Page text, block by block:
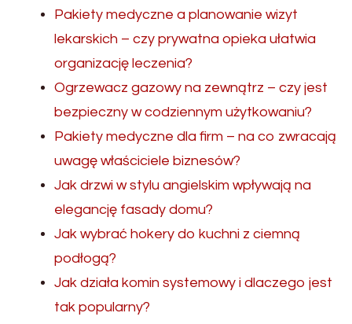
Pakiety medyczne a planowanie wizyt
lekarskich – czy prywatna opieka ułatwia
organizację leczenia?
Ogrzewacz gazowy na zewnątrz – czy jest
bezpieczny w codziennym użytkowaniu?
Pakiety medyczne dla firm – na co zwracają
uwagę właściciele biznesów?
Jak drzwi w stylu angielskim wpływają na
elegancję fasady domu?
Jak wybrać hokery do kuchni z ciemną
podłogą?
Jak działa komin systemowy i dlaczego jest
tak popularny?